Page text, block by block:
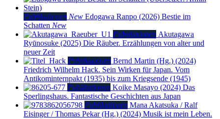
Publikationen New Edogawa Ranpo (2026) Bestie im
Schatten New
Publikationen Akutagawa
Ryūnosuke (2025) Die Räuber. Erzählungen von alter und
neuer Zeit
Publikationen Bernd Martin (Hg.) (2024)
Friedrich Wilhelm Hack. Sein Wirken für Japan. Vom
Antikominternpakt (1935) bis zum Kriegsende (1945)
Publikationen Koike Masayo (2024) Das
Sperlingshaus. Fantastische Geschichten aus Japan
Publikationen Mana Akatsuka / Ralf
Eisinger / Thomas Pekar (Hg.) (2024) Musik ist mein Leben.